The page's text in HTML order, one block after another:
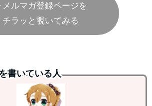
ルマガ登録ページを
チラッと覗いてみる
書いている人